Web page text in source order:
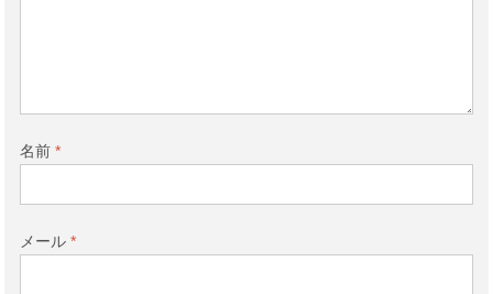
名前 *
メール *